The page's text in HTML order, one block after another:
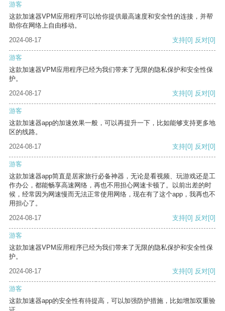
游客
这款加速器VPM应用程序可以给你提供最高速度和安全性的连接，并帮
助你在网络上自由移动。
2024-08-17
支持[0] 反对[0]
游客
这款加速器VPM应用程序已经为我们带来了无限的隐私保护和安全性保
护。
2024-08-17
支持[0] 反对[0]
游客
这款加速器app的加速效果一般，可以再提升一下，比如能够支持更多地
区的线路。
2024-08-17
支持[0] 反对[0]
游客
这款加速器app简直是居家旅行必备神器，无论是看视频、玩游戏还是工
作办公，都能畅享高速网络，再也不用担心网速卡顿了。以前出差的时
候，经常因为网速慢而无法正常使用网络，现在有了这个app，我再也不
用担心了。
2024-08-17
支持[0] 反对[0]
游客
这款加速器VPM应用程序已经为我们带来了无限的隐私保护和安全性保
护。
2024-08-17
支持[0] 反对[0]
游客
这款加速器app的安全性有待提高，可以加强防护措施，比如增加双重验